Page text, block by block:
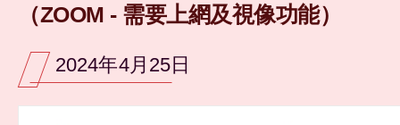
（ZOOM - 需要上網及視像功能）
2024年4月25日